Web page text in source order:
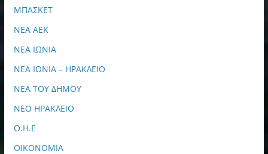
ΜΠΑΣΚΕΤ
ΝΕΑ ΑΕΚ
ΝΕΑ ΙΩΝΙΑ
ΝΕΑ ΙΩΝΙΑ – ΗΡΑΚΛΕΙΟ
ΝΕΑ ΤΟΥ ΔΗΜΟΥ
ΝΕΟ ΗΡΑΚΛΕΙΟ
Ο.Η.Ε
ΟΙΚΟΝΟΜΙΑ